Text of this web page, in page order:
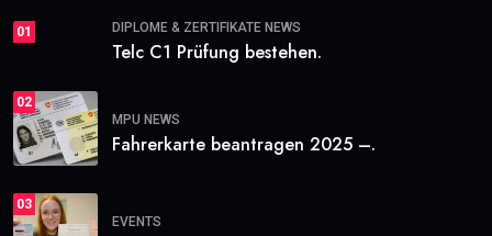
01 DIPLOME & ZERTIFIKATE NEWS
Telc C1 Prüfung bestehen.
02
MPU NEWS
Fahrerkarte beantragen 2025 –.
03
EVENTS